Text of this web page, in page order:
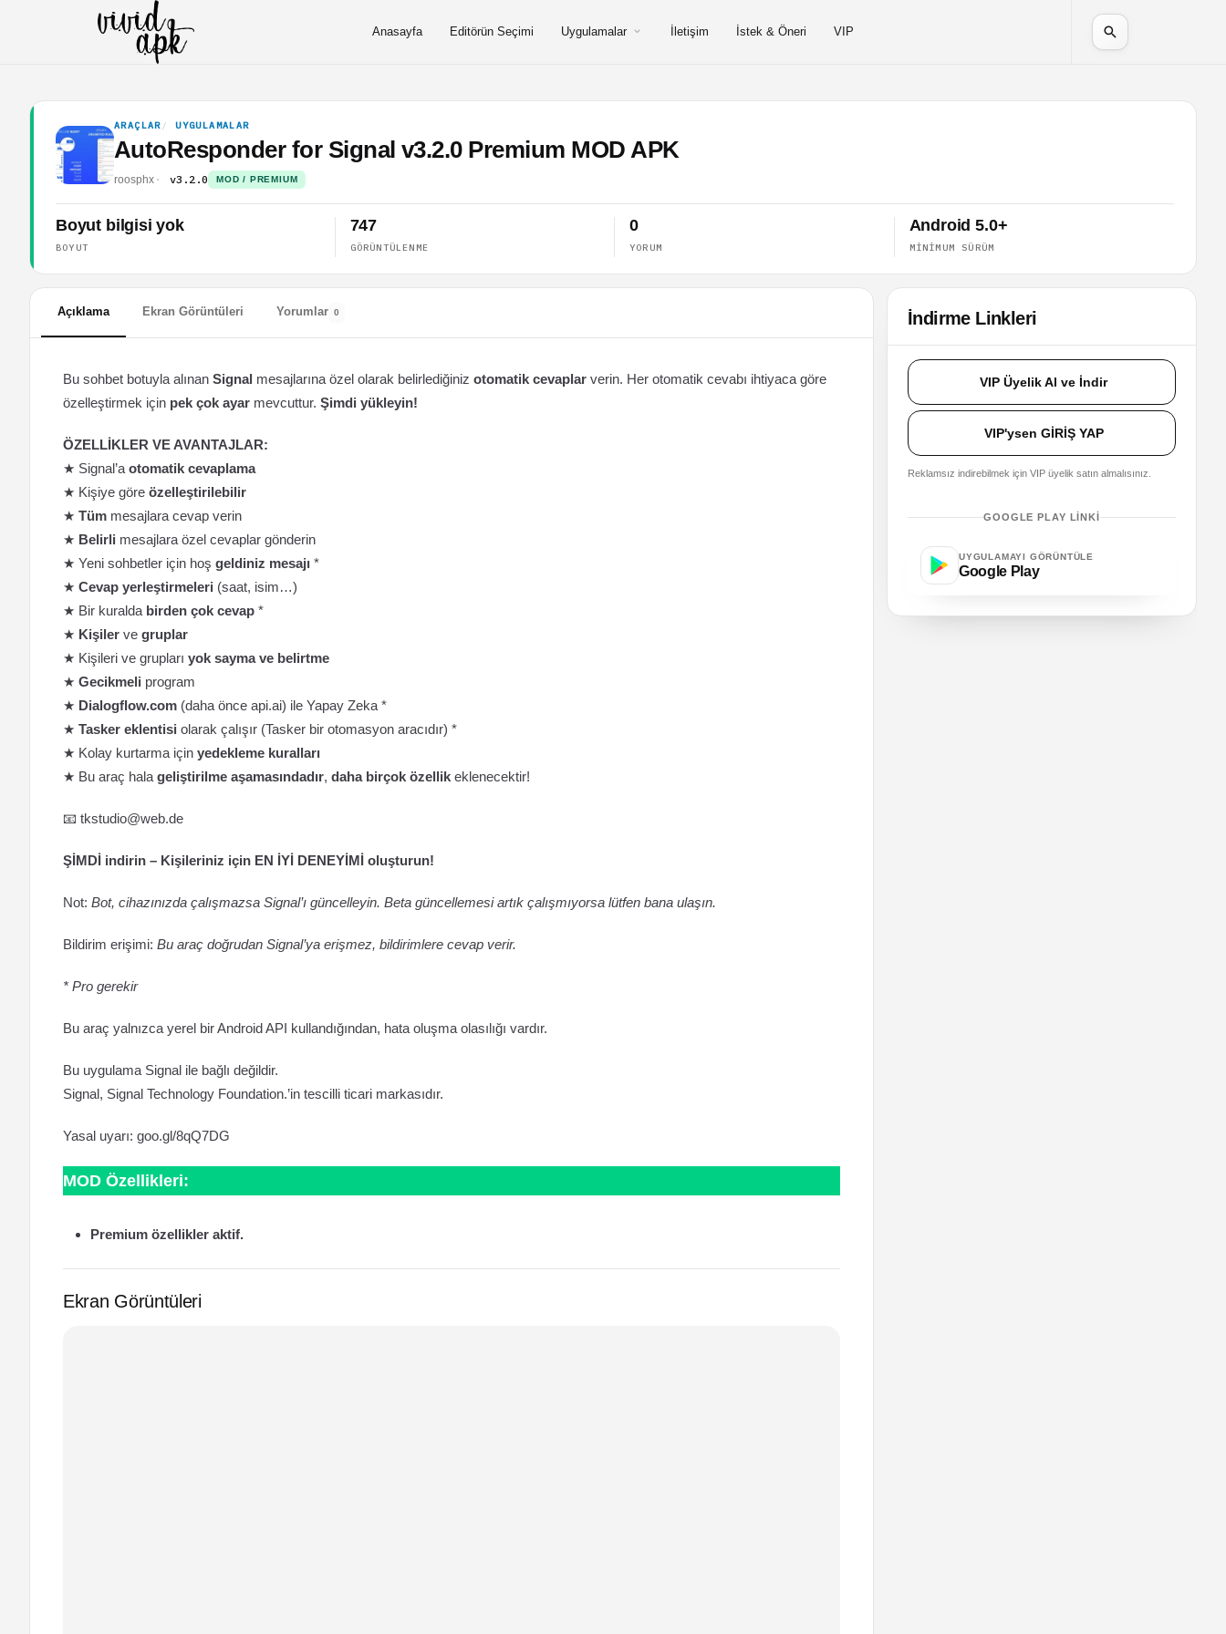
Anasayfa Editörün Seçimi Uygulamalar İletişim İstek & Öneri VIP
ARAÇLAR UYGULAMALAR
AutoResponder for Signal v3.2.0 Premium MOD APK
roosphx v3.2.0 MOD / PREMIUM
Boyut bilgisi yok
BOYUT
747
GÖRÜNTÜLENME
0
YORUM
Android 5.0+
MINIMUM SÜRÜM
Açıklama Ekran Görüntüleri Yorumlar 0
Bu sohbet botuyla alınan Signal mesajlarına özel olarak belirlediğiniz otomatik cevaplar verin. Her otomatik cevabı ihtiyaca göre
özelleştirmek için pek çok ayar mevcuttur. Şimdi yükleyin!
ÖZELLİKLER VE AVANTAJLAR:
★ Signal’a otomatik cevaplama
★ Kişiye göre özelleştirilebilir
★ Tüm mesajlara cevap verin
★ Belirli mesajlara özel cevaplar gönderin
★ Yeni sohbetler için hoş geldiniz mesajı *
★ Cevap yerleştirmeleri (saat, isim…)
★ Bir kuralda birden çok cevap *
★ Kişiler ve gruplar
★ Kişileri ve grupları yok sayma ve belirtme
★ Gecikmeli program
★ Dialogflow.com (daha önce api.ai) ile Yapay Zeka *
★ Tasker eklentisi olarak çalışır (Tasker bir otomasyon aracıdır) *
★ Kolay kurtarma için yedekleme kuralları
★ Bu araç hala geliştirilme aşamasındadır, daha birçok özellik eklenecektir!
📧 tkstudio@web.de
ŞİMDİ indirin – Kişileriniz için EN İYİ DENEYİMİ oluşturun!
Not: Bot, cihazınızda çalışmazsa Signal’ı güncelleyin. Beta güncellemesi artık çalışmıyorsa lütfen bana ulaşın.
Bildirim erişimi: Bu araç doğrudan Signal’ya erişmez, bildirimlere cevap verir.
* Pro gerekir
Bu araç yalnızca yerel bir Android API kullandığından, hata oluşma olasılığı vardır.
Bu uygulama Signal ile bağlı değildir.
Signal, Signal Technology Foundation.’in tescilli ticari markasıdır.
Yasal uyarı: goo.gl/8qQ7DG
MOD Özellikleri:
Premium özellikler aktif.
Ekran Görüntüleri
İndirme Linkleri
VIP Üyelik Al ve İndir
VIP'ysen GİRİŞ YAP
Reklamsız indirebilmek için VIP üyelik satın almalısınız.
GOOGLE PLAY LINKI
UYGULAMAYI GÖRÜNTÜLE
Google Play